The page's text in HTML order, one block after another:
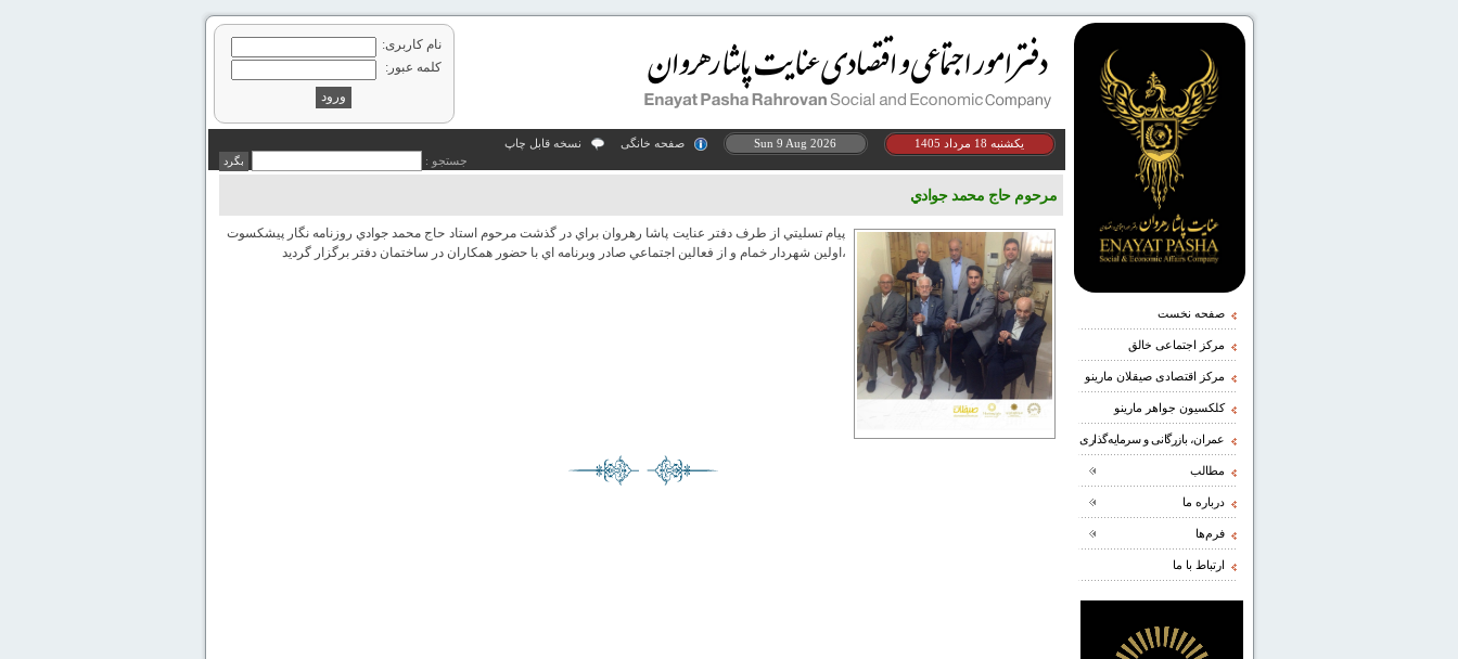
نام کاربری:
کلمه عبور:
يكشنبه 18 مرداد 1405 Sun 9 Aug 2026 صفحه خانگی
نسخه قابل چاپ
جستجو :
صفحه نخست
مرکز اجتماعی خالق
مرکز اقتصادی صیقلان مارینو
کلکسیون جواهر مارینو
عمران، بازرگانی و سرمایه‌گذاری
مطالب
درباره ما
فرم‌ها
ارتباط با ما
مرحوم حاج محمد جوادي
پيام تسليتي از طرف دفتر عنايت پاشا رهروان براي در گذشت مرحوم استاد حاج محمد جوادي روزنامه نگار پيشكسوت
،اولين شهردار خمام و از فعالين اجتماعي صادر وبرنامه اي با حضور همكاران در ساختمان دفتر برگزار گرديد